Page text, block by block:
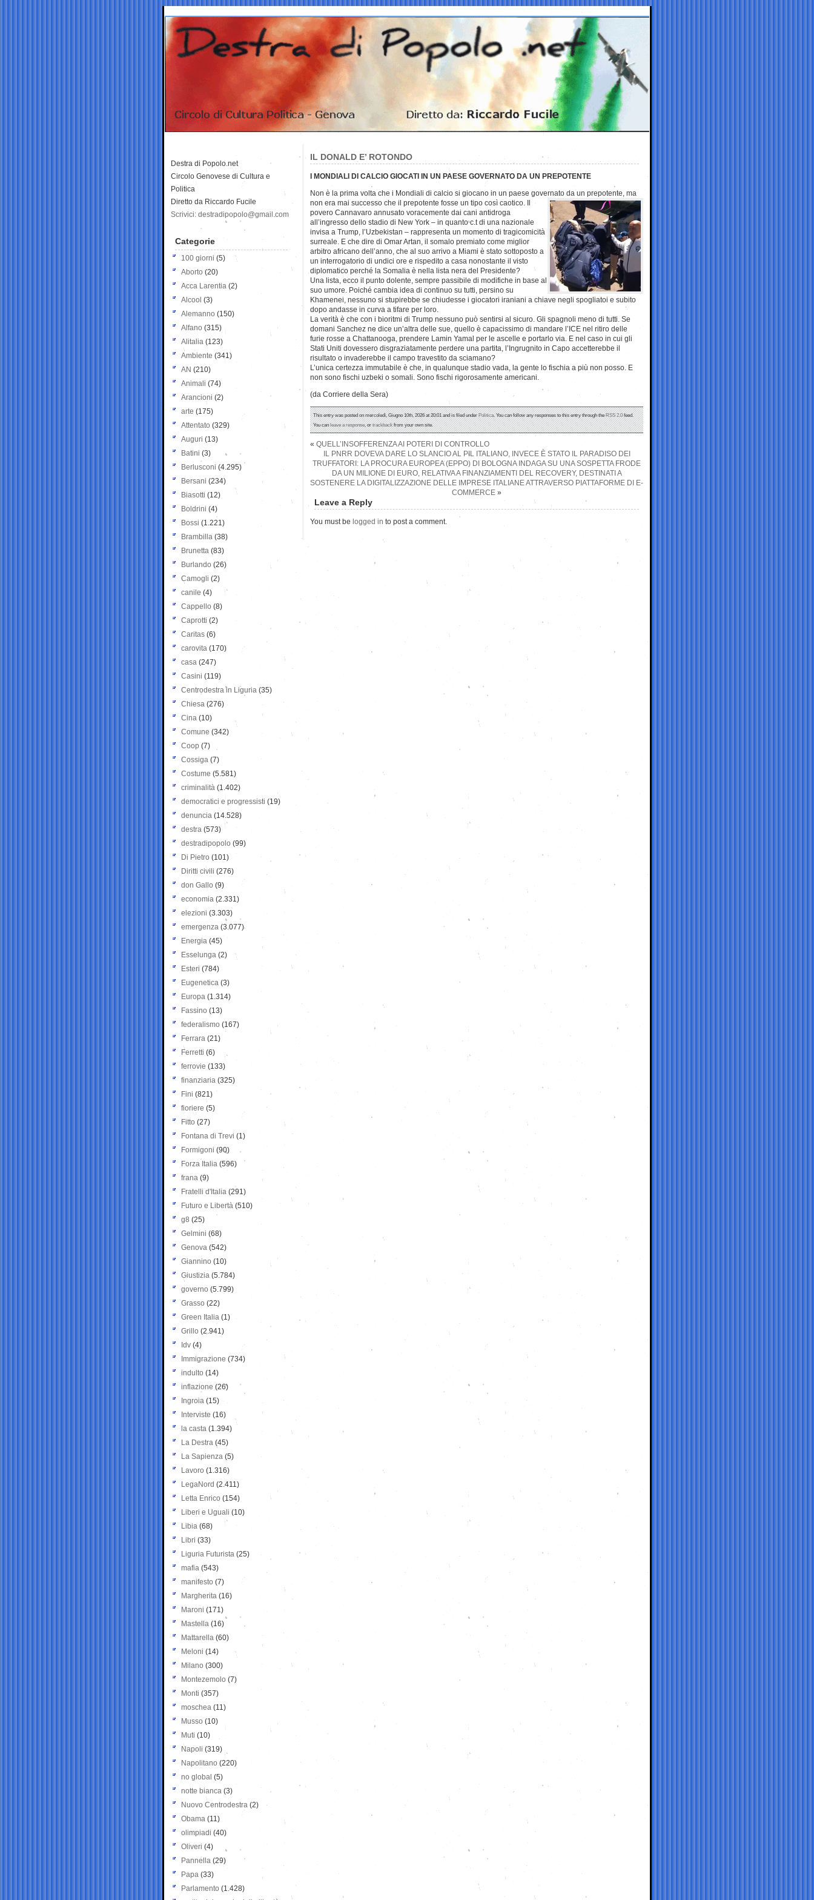
IL DONALD E’ ROTONDO
I MONDIALI DI CALCIO GIOCATI IN UN PAESE GOVERNATO DA UN PREPOTENTE
Non è la prima volta che i Mondiali di calcio si giocano in un paese governato da un prepotente, ma
non era mai successo che il prepotente fosse un tipo così caotico. Il
povero Cannavaro annusato voracemente dai cani antidroga
all’ingresso dello stadio di New York – in quanto c.t di una nazionale
invisa a Trump, l’Uzbekistan – rappresenta un momento di tragicomicità
surreale. E che dire di Omar Artan, il somalo premiato come miglior
arbitro africano dell’anno, che al suo arrivo a Miami è stato sottoposto a
un interrogatorio di undici ore e rispedito a casa nonostante il visto
diplomatico perché la Somalia è nella lista nera del Presidente?
Una lista, ecco il punto dolente, sempre passibile di modifiche in base al
suo umore. Poiché cambia idea di continuo su tutti, persino su
Khamenei, nessuno si stupirebbe se chiudesse i giocatori iraniani a chiave negli spogliatoi e subito
dopo andasse in curva a tifare per loro.
La verità è che con i bioritmi di Trump nessuno può sentirsi al sicuro. Gli spagnoli meno di tutti. Se
domani Sanchez ne dice un’altra delle sue, quello è capacissimo di mandare l’ICE nel ritiro delle
furie rosse a Chattanooga, prendere Lamin Yamal per le ascelle e portarlo via. E nel caso in cui gli
Stati Uniti dovessero disgraziatamente perdere una partita, l’Ingrugnito in Capo accetterebbe il
risultato o invaderebbe il campo travestito da sciamano?
L’unica certezza immutabile è che, in qualunque stadio vada, la gente lo fischia a più non posso. E
non sono fischi uzbeki o somali. Sono fischi rigorosamente americani.
(da Corriere della Sera)
This entry was posted on mercoledì, Giugno 10th, 2026 at 20:01 and is filed underPolitica. You can follow any responses to this entry through theRSS 2.0feed.
You canleave a response, ortrackbackfrom your own site.
« QUELL’INSOFFERENZA AI POTERI DI CONTROLLO
IL PNRR DOVEVA DARE LO SLANCIO AL PIL ITALIANO, INVECE È STATO IL PARADISO DEI
TRUFFATORI: LA PROCURA EUROPEA (EPPO) DI BOLOGNA INDAGA SU UNA SOSPETTA FRODE
DA UN MILIONE DI EURO, RELATIVA A FINANZIAMENTI DEL RECOVERY, DESTINATI A
SOSTENERE LA DIGITALIZZAZIONE DELLE IMPRESE ITALIANE ATTRAVERSO PIATTAFORME DI E-
COMMERCE »
Leave a Reply
You must be logged in to post a comment.
Destra di Popolo.net
Circolo Genovese di Cultura e
Politica
Diretto da Riccardo Fucile
Scrivici: destradipopolo@gmail.com
Categorie
100 giorni (5)
Aborto (20)
Acca Larentia (2)
Alcool (3)
Alemanno (150)
Alfano (315)
Alitalia (123)
Ambiente (341)
AN (210)
Animali (74)
Arancioni (2)
arte (175)
Attentato (329)
Auguri (13)
Batini (3)
Berlusconi (4.295)
Bersani (234)
Biasotti (12)
Boldrini (4)
Bossi (1.221)
Brambilla (38)
Brunetta (83)
Burlando (26)
Camogli (2)
canile (4)
Cappello (8)
Caprotti (2)
Caritas (6)
carovita (170)
casa (247)
Casini (119)
Centrodestra in Liguria (35)
Chiesa (276)
Cina (10)
Comune (342)
Coop (7)
Cossiga (7)
Costume (5.581)
criminalità (1.402)
democratici e progressisti (19)
denuncia (14.528)
destra (573)
destradipopolo (99)
Di Pietro (101)
Diritti civili (276)
don Gallo (9)
economia (2.331)
elezioni (3.303)
emergenza (3.077)
Energia (45)
Esselunga (2)
Esteri (784)
Eugenetica (3)
Europa (1.314)
Fassino (13)
federalismo (167)
Ferrara (21)
Ferretti (6)
ferrovie (133)
finanziaria (325)
Fini (821)
fioriere (5)
Fitto (27)
Fontana di Trevi (1)
Formigoni (90)
Forza Italia (596)
frana (9)
Fratelli d'Italia (291)
Futuro e Libertà (510)
g8 (25)
Gelmini (68)
Genova (542)
Giannino (10)
Giustizia (5.784)
governo (5.799)
Grasso (22)
Green Italia (1)
Grillo (2.941)
Idv (4)
Immigrazione (734)
indulto (14)
inflazione (26)
Ingroia (15)
Interviste (16)
la casta (1.394)
La Destra (45)
La Sapienza (5)
Lavoro (1.316)
LegaNord (2.411)
Letta Enrico (154)
Liberi e Uguali (10)
Libia (68)
Libri (33)
Liguria Futurista (25)
mafia (543)
manifesto (7)
Margherita (16)
Maroni (171)
Mastella (16)
Mattarella (60)
Meloni (14)
Milano (300)
Montezemolo (7)
Monti (357)
moschea (11)
Musso (10)
Muti (10)
Napoli (319)
Napolitano (220)
no global (5)
notte bianca (3)
Nuovo Centrodestra (2)
Obama (11)
olimpiadi (40)
Oliveri (4)
Pannella (29)
Papa (33)
Parlamento (1.428)